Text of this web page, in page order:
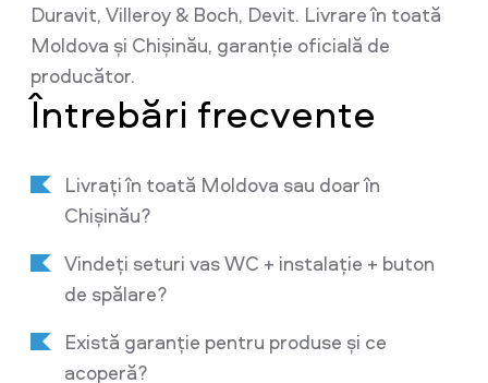
Duravit, Villeroy & Boch, Devit. Livrare în toată
Moldova și Chișinău, garanție oficială de
producător.
Întrebări frecvente
Livrați în toată Moldova sau doar în
Chișinău?
Vindeți seturi vas WC + instalație + buton
de spălare?
Există garanție pentru produse și ce
acoperă?